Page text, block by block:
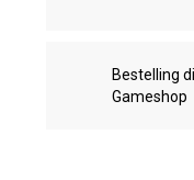
Bestelling
Gameshop